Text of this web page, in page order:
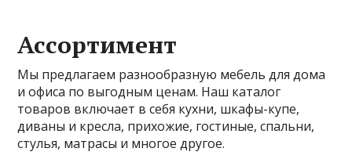
Ассортимент
Мы предлагаем разнообразную мебель для дома
и офиса по выгодным ценам. Наш каталог
товаров включает в себя кухни, шкафы-купе,
диваны и кресла, прихожие, гостиные, спальни,
стулья, матрасы и многое другое.